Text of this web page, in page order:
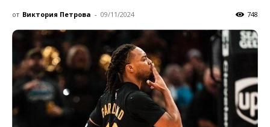
от Виктория Петрова - 09/11/2024 748